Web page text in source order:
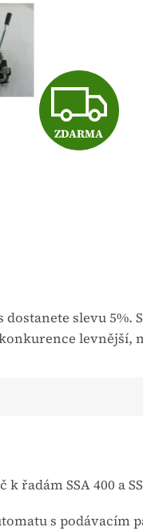
Z
D
ZDARMA
dostanete slevu 5%.
levnější,
řadám SSA 400 a
s podávacím